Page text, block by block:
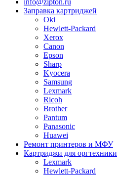
info@zipton.ru
Заправка картриджей
Oki
Hewlett-Packard
Xerox
Canon
Epson
Sharp
Kyocera
Samsung
Lexmark
Ricoh
Brother
Pantum
Panasonic
Huawei
Ремонт принтеров и МФУ
Картриджи для оргтехники
Lexmark
Hewlett-Packard